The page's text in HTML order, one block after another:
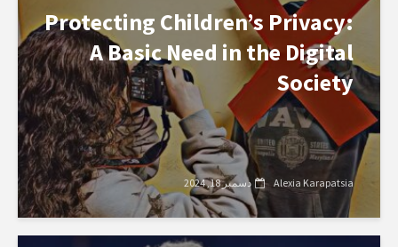
Protecting Children’s Privacy:
A Basic Need in the Digital
Society
Alexia Karapatsia دسمبر 18, 2024